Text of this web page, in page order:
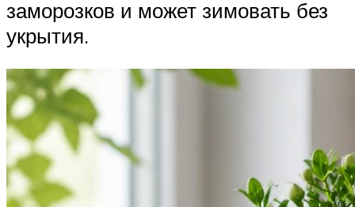
заморозков и может зимовать без
укрытия.